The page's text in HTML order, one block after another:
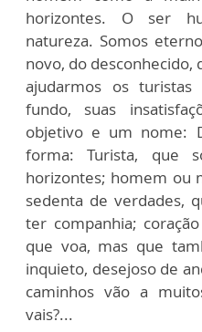
horizontes. O ser
natureza. Somos
novo, do
ajudarmos os turistas
fundo, suas
objetivo e um nome:
forma: Turista, que
horizontes; homem ou
sedenta de verdades,
ter companhia;
que voa, mas que
inquieto, desejoso de
caminhos vão a
vais?...